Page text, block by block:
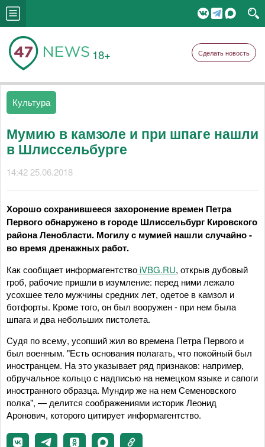
18+ Сделать новость
Культура
Мумию в камзоле и при шпаге нашли
в Шлиссельбурге
14:42 25.06.2018
Хорошо сохранившееся захоронение времен Петра
Первого обнаружено в городе Шлиссельбург Кировского
района Ленобласти. Могилу с мумией нашли случайно -
во время дренажных работ.
Как сообщает информагентствоiVBG.RU, открыв дубовый
гроб, рабочие пришли в изумление: перед ними лежало
усохшее тело мужчины средних лет, одетое в камзол и
ботфорты. Кроме того, он был вооружен - при нем была
шпага и два небольших пистолета.
Судя по всему, усопший жил во времена Петра Первого и
был военным. "Есть основания полагать, что покойный был
иностранцем. На это указывает ряд признаков: например,
обручальное кольцо с надписью на немецком языке и сапоги
иностранного образца. Мундир же на нем Семеновского
полка", — делится соображениями историк Леонид
Аронович, которого цитирует информагентство.